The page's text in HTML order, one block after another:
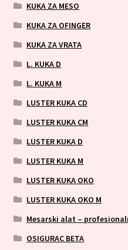
KUKA ZA MESO
KUKA ZA OFINGER
KUKA ZA VRATA
L. KUKA D
L. KUKA M
LUSTER KUKA CD
LUSTER KUKA CM
LUSTER KUKA D
LUSTER KUKA M
LUSTER KUKA OKO
LUSTER KUKA OKO M
Mesarski alat –
OSIGURAC BETA